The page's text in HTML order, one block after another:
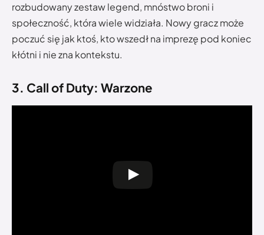
rozbudowany zestaw legend, mnóstwo broni i
społeczność, która wiele widziała. Nowy gracz może
poczuć się jak ktoś, kto wszedł na imprezę pod koniec
kłótni i nie zna kontekstu.
3. Call of Duty: Warzone